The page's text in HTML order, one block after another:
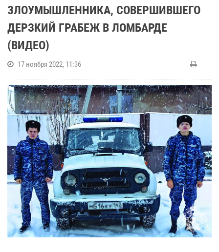
ЗЛОУМЫШЛЕННИКА, СОВЕРШИВШЕГО
ДЕРЗКИЙ ГРАБЕЖ В ЛОМБАРДЕ
(ВИДЕО)
17 ноября 2022, 11:36